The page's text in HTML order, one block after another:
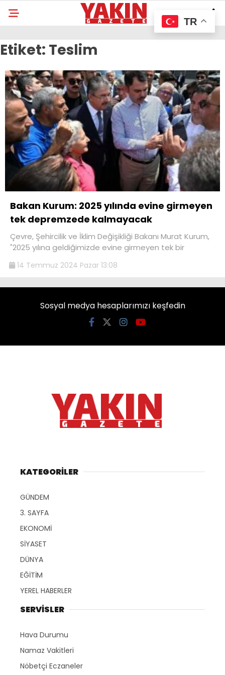
Etiket: Teslim
Bakan Kurum: 2025 yılında evine girmeyen
tek depremzede kalmayacak
Çevre, Şehircilik ve İklim Değişikliği Bakanı Murat Kurum,
"2025 yılına geldiğimizde evine girmeyen tek bir
14 Temmuz 2024 Pazar 13:08
Sosyal medya hesaplarımızı keşfedin
KATEGORİLER
GÜNDEM
3. SAYFA
EKONOMİ
SİYASET
DÜNYA
EĞİTİM
YEREL HABERLER
SERVİSLER
Hava Durumu
Namaz Vakitleri
Nöbetçi Eczaneler
TR